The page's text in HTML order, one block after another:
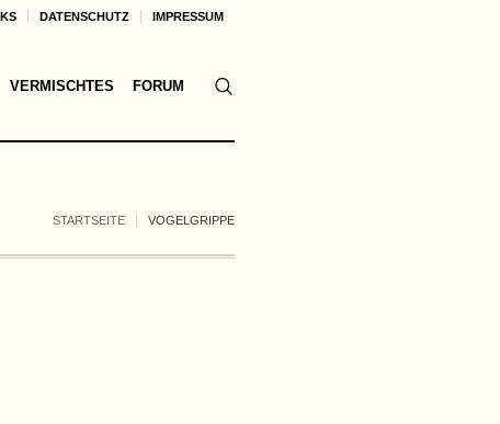
DATENSCHUTZ IMPRESSUM
VERMISCHTES FORUM
STARTSEITE VOGELGRIPPE